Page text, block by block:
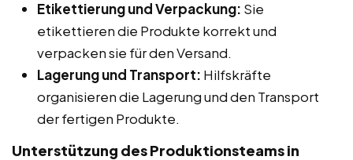
Etikettierung und Verpackung: Sie
etikettieren die Produkte korrekt und
verpacken sie für den Versand.
Lagerung und Transport: Hilfskräfte
organisieren die Lagerung und den Transport
der fertigen Produkte.
Unterstützung des Produktionsteams in